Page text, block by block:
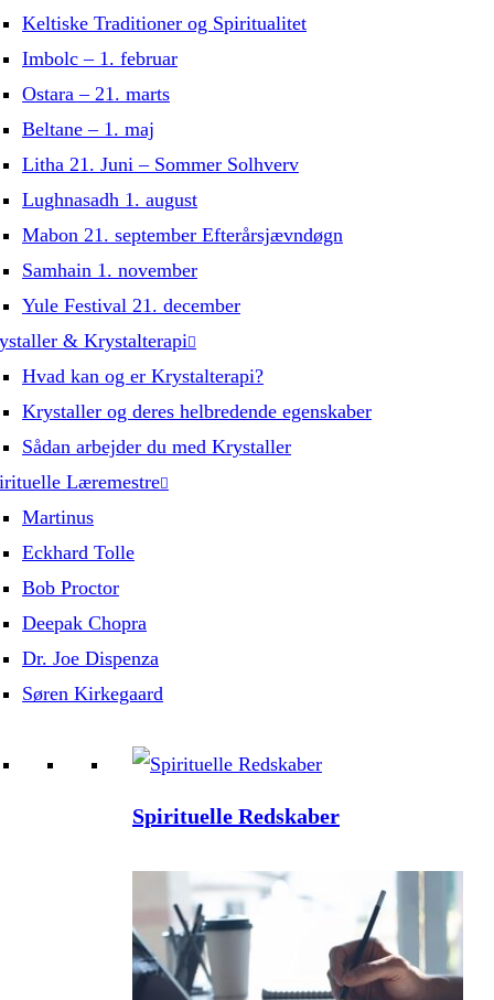
Keltiske Traditioner og Spiritualitet
Imbolc – 1. februar
Ostara – 21. marts
Beltane – 1. maj
Litha 21. Juni – Sommer Solhverv
Lughnasadh 1. august
Mabon 21. september Efterårsjævndøgn
Samhain 1. november
Yule Festival 21. december
& Krystalterapi
Hvad kan og er Krystalterapi?
Krystaller og deres helbredende egenskaber
Sådan arbejder du med Krystaller
Læremestre
Martinus
Eckhard Tolle
Bob Proctor
Deepak Chopra
Dr. Joe Dispenza
Søren Kirkegaard
Spirituelle Redskaber